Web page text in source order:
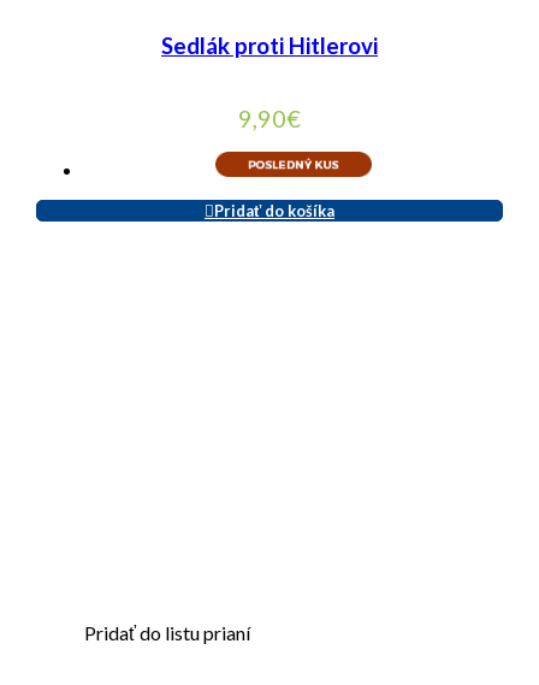
Sedlák proti Hitlerovi
9,90€
Pridať do košíka
Pridať do listu prianí